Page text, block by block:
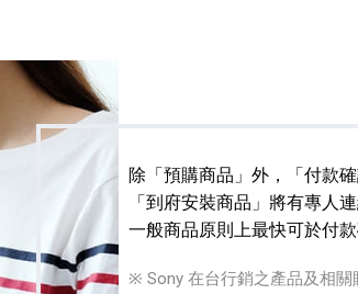
3個產品
17個產品 數位攝影機 / 配件
除「預購商品」外，「付款
「到府安裝商品」將有專人
一般商品原則上最快可於付
※ Sony 在台行銷之產品及相